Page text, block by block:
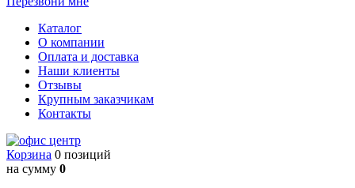
Каталог
О компании
Оплата и доставка
Наши клиенты
Отзывы
Крупным заказчикам
Контакты
Корзина 0 позиций
на сумму 0